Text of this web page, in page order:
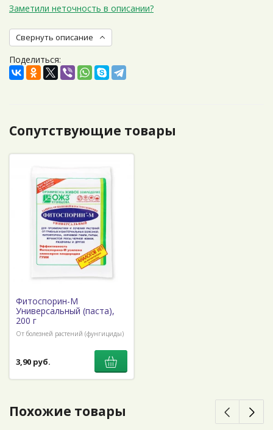
Заметили неточность в описании?
Свернуть описание
Поделиться:
Сопутствующие товары
Фитоспорин-М
Универсальный (паста),
200 г
От болезней растений (фунгициды)
3,90 руб.
Похожие товары